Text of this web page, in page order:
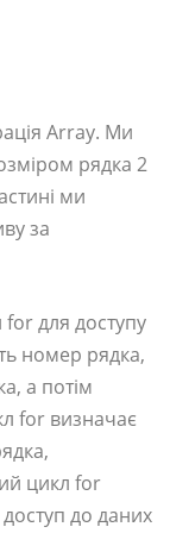
Array. Ми
рядка 2
ми
за
для доступу
номер рядка,
а потім
for визначає
цикл for
до даних